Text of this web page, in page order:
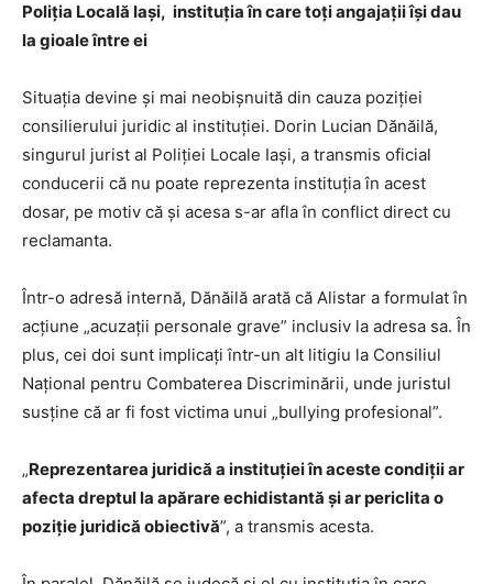
Poliția Locală Iași, instituția în care toți angajații își dau
la gioale între ei
Situația devine și mai neobișnuită din cauza poziției
consilierului juridic al instituției. Dorin Lucian Dănăilă,
singurul jurist al Poliției Locale Iași, a transmis oficial
conducerii că nu poate reprezenta instituția în acest
dosar, pe motiv că și acesa s-ar afla în conflict direct cu
reclamanta.
Într-o adresă internă, Dănăilă arată că Alistar a formulat în
acțiune „acuzații personale grave” inclusiv la adresa sa. În
plus, cei doi sunt implicați într-un alt litigiu la Consiliul
Național pentru Combaterea Discriminării, unde juristul
susține că ar fi fost victima unui „bullying profesional”.
„Reprezentarea juridică a instituției în aceste condiții ar
afecta dreptul la apărare echidistantă și ar periclita o
poziție juridică obiectivă”, a transmis acesta.